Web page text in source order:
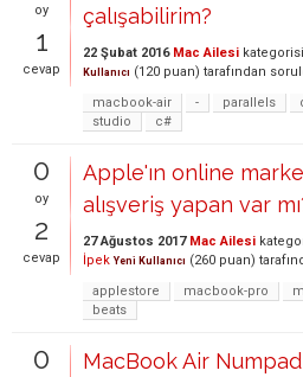
oy
1
cevap
çalışabilirim?
22 Şubat 2016 Mac Ailesi
Kullanıcı (120 puan) tarafından
macbook-air
- parallels
studio
c#
0
oy
2
cevap
Apple'ın online
alışveriş yapan var
27 Ağustos 2017 Mac Ailesi
İpek Yeni Kullanıcı (260 puan)
applestore
macbook-pro
beats
0
MacBook Air Numpad